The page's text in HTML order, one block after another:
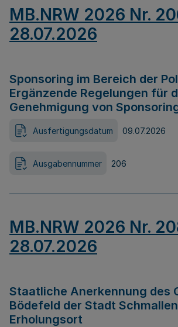
MB.NRW 2026 Nr.
28.07.2026
Sponsoring im Bereich der
Ergänzende Regelungen für
Genehmigung von
Ausfertigungsdatum 09.07.2026
Ausgabennummer 206
MB.NRW 2026 Nr.
28.07.2026
Staatliche Anerkennung des
Bödefeld der Stadt
Erholungsort